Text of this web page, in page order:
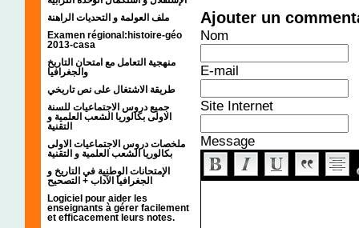
ملف العولمة و التحديات الراهنة
Examen régional:histoire-géo
2013-casa
منهجية التعامل مع امتحان التاريخ
والجغرافيا
طريقة الاشتغال على نص تاريخي
جميع دروس الاجتماعيات للسنة
الاولى بكالوريا الشعب العلمية و
التقنية
ملخصات دروس الاجتماعيات الاولى
بكالوريا الشعب العلمية و التقنية
الإمتحانات الوطنية في التاريخ و
الجغرافيا الآداب + التصحيح
Logiciel pour aider les
enseignants à gérer facilement
et efficacement leurs notes.
Ajouter un
Nom
E-mail
Site Internet
Message